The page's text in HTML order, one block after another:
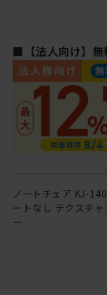
■【法人向け】無
ノートチェア KJ-
ートなし テクスチ
ー